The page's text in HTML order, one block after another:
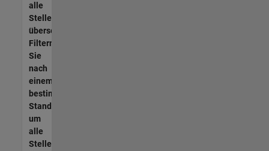
alle
Stellen
übersetzt.
Filtern
Sie
nach
einem
bestimmten
Standort,
um
alle
Stellenangebote